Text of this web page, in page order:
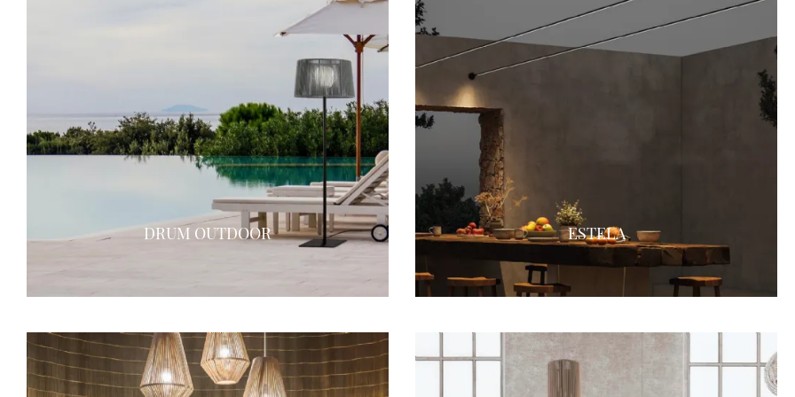
DRUM OUTDOOR ESTELA